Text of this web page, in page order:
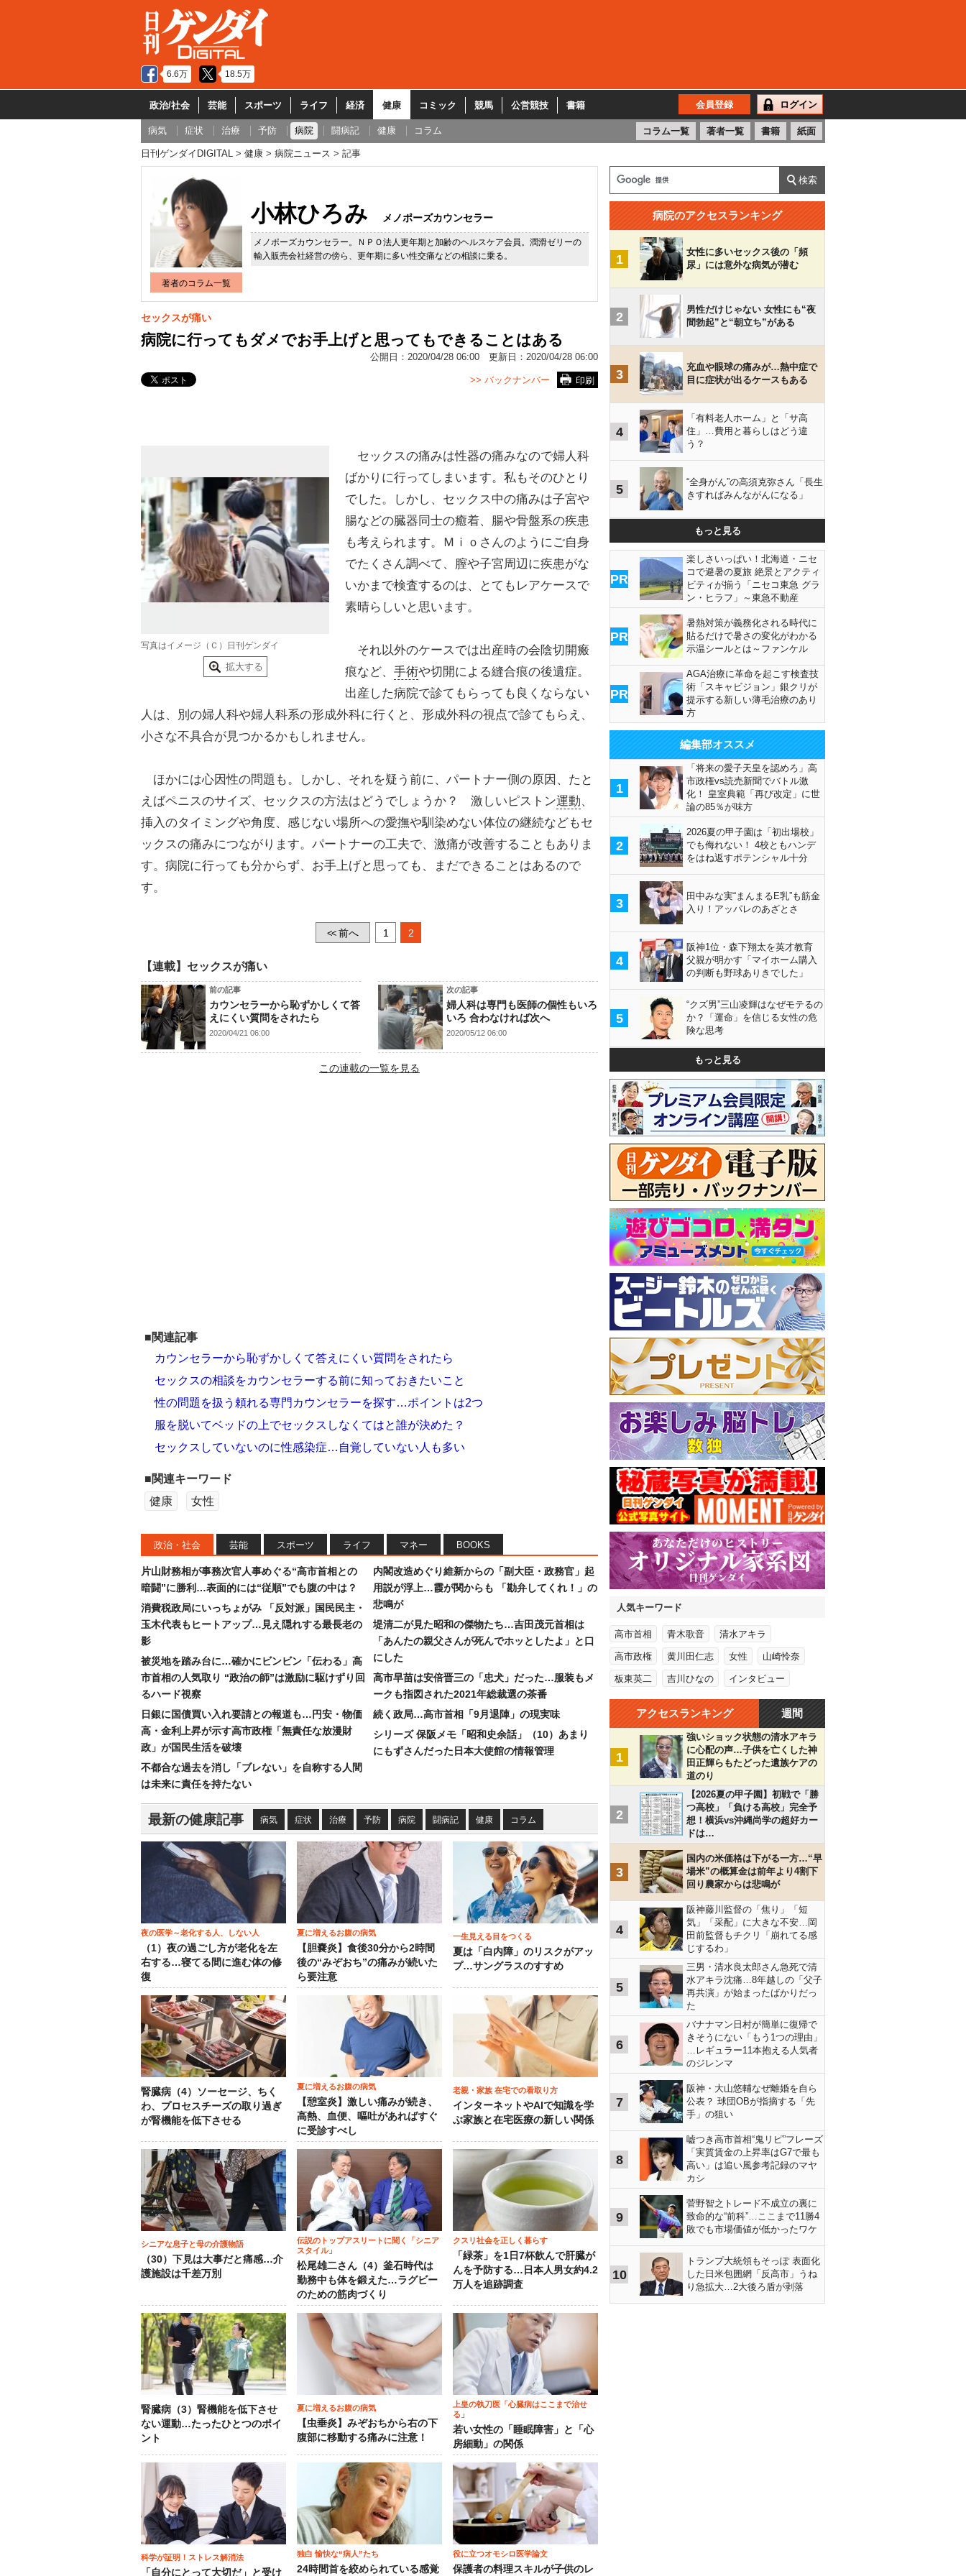
6.6万 18.5万
政治/社会 芸能 スポーツ ライフ 経済 健康 コミック 競馬 公営競技 書籍 会員登録 ログイン
病気 症状 治療 予防 病院 闘病記 健康 コラム コラム一覧 著者一覧 書籍 紙面
日刊ゲンダイDIGITAL 健康 病院ニュース 記事
著者のコラム一覧
小林ひろみ メノポーズカウンセラー
メノポーズカウンセラー。ＮＰＯ法人更年期と加齢のヘルスケア会員。潤滑ゼリーの
輸入販売会社経営の傍ら、更年期に多い性交痛などの相談に乗る。
セックスが痛い
病院に行ってもダメでお手上げと思ってもできることはある
公開日： 2020/04/28 06:00 更新日： 2020/04/28 06:00
印刷
>> バックナンバー
写真はイメージ（Ｃ）日刊ゲンダイ
拡大する
セックスの痛みは性器の痛みなので婦人科
ばかりに行ってしまいます。私もそのひとり
でした。しかし、セックス中の痛みは子宮や
腸などの臓器同士の癒着、腸や骨盤系の疾患
も考えられます。Ｍｉｏさんのようにご自身
でたくさん調べて、膣や子宮周辺に疾患がな
いかまで検査するのは、とてもレアケースで
素晴らしいと思います。
それ以外のケースでは出産時の会陰切開瘢
痕など、 手術や切開による縫合痕の後遺症。
出産した病院で診てもらっても良くならない
人は、別の婦人科や婦人科系の形成外科に行くと、形成外科の視点で診てもらえ、
小さな不具合が見つかるかもしれません。
ほかには心因性の問題も。しかし、それを疑う前に、パートナー側の原因、たと
えばペニスのサイズ、セックスの方法はどうでしょうか？ 激しいピストン運動、
挿入のタイミングや角度、感じない場所への愛撫や馴染めない体位の継続などもセ
ックスの痛みにつながります。パートナーの工夫で、激痛が改善することもありま
す。病院に行っても分からず、お手上げと思っても、まだできることはあるので
す。
<<前へ 1 2
【連載】セックスが痛い
前の記事
カウンセラーから恥ずかしくて答
えにくい質問をされたら
2020/04/21 06:00
次の記事
婦人科は専門も医師の個性もいろ
いろ 合わなければ次へ
2020/05/12 06:00
この連載の一覧を見る
■関連記事
カウンセラーから恥ずかしくて答えにくい質問をされたら
セックスの相談をカウンセラーする前に知っておきたいこと
性の問題を扱う頼れる専門カウンセラーを探す…ポイントは2つ
服を脱いてベッドの上でセックスしなくてはと誰が決めた？
セックスしていないのに性感染症…自覚していない人も多い
■関連キーワード
健康
女性
政治・社会 芸能 スポーツ ライフ マネー BOOKS
片山財務相が事務次官人事めぐる“高市首相との
暗闘”に勝利…表面的には“従順”でも腹の中は？
消費税政局にいっちょがみ 「反対派」国民民主・
玉木代表もヒートアップ…見え隠れする最長老の
影
被災地を踏み台に…確かにビンビン「伝わる」高
市首相の人気取り “政治の師”は激励に駆けずり回
るハード視察
日銀に国債買い入れ要請との報道も…円安・物価
高・金利上昇が示す高市政権「無責任な放漫財
政」が国民生活を破壊
不都合な過去を消し「ブレない」を自称する人間
は未来に責任を持たない
内閣改造めぐり維新からの「副大臣・政務官」起
用説が浮上…霞が関からも 「勘弁してくれ！」の
悲鳴が
堤清二が見た昭和の傑物たち…吉田茂元首相は
「あんたの親父さんが死んでホッとしたよ」と口
にした
高市早苗は安倍晋三の「忠犬」だった…服装もメ
ークも指図された2021年総裁選の茶番
続く政局…高市首相「9月退陣」の現実味
シリーズ 保阪メモ「昭和史余話」（10）あまり
にもずさんだった日本大使館の情報管理
最新の健康記事 病気 症状 治療 予防 病院 闘病記 健康 コラム
夜の医学～老化する人、しない人
（1）夜の過ごし方が老化を左
右する…寝てる間に進む体の修
復
夏に増えるお腹の病気
【胆嚢炎】食後30分から2時間
後の“みぞおち”の痛みが続いた
ら要注意
一生見える目をつくる
夏は「白内障」のリスクがアッ
プ…サングラスのすすめ
腎臓病（4）ソーセージ、ちく
わ、プロセスチーズの取り過ぎ
が腎機能を低下させる
夏に増えるお腹の病気
【憩室炎】激しい痛みが続き、
高熱、血便、嘔吐があればすぐ
に受診すべし
老親・家族 在宅での看取り方
インターネットやAIで知識を学
ぶ家族と在宅医療の新しい関係
シニアな息子と母の介護物語
（30）下見は大事だと痛感…介
護施設は千差万別
伝説のトップアスリートに聞く「シニア
スタイル」
松尾雄二さん（4）釜石時代は
勤務中も体を鍛えた…ラグビー
のための筋肉づくり
クスリ社会を正しく暮らす
「緑茶」を1日7杯飲んで肝臓が
んを予防する…日本人男女約4.2
万人を追跡調査
腎臓病（3）腎機能を低下させ
ない運動…たったひとつのポイ
ント
夏に増えるお腹の病気
【虫垂炎】みぞおちから右の下
腹部に移動する痛みに注意！
上皇の執刀医「心臓病はここまで治せ
る」
若い女性の「睡眠障害」と「心
房細動」の関係
科学が証明！ストレス解消法
「自分にとって大切だ」と受け
独白 愉快な“病人”たち
24時間首を絞められている感覚
役に立つオモシロ医学論文
保護者の料理スキルが子供のレ
病院のアクセスランキング
1
女性に多いセックス後の「頻
尿」には意外な病気が潜む
2
男性だけじゃない 女性にも“夜
間勃起”と“朝立ち”がある
3
充血や眼球の痛みが…熱中症で
目に症状が出るケースもある
4
「有料老人ホーム」と「サ高
住」…費用と暮らしはどう違
う？
5
“全身がん”の高須克弥さん「長生
きすればみんながんになる」
もっと見る
PR
楽しさいっぱい！北海道・ニセ
コで避暑の夏旅 絶景とアクティ
ビティが揃う「ニセコ東急 グラ
ン・ヒラフ」～東急不動産
PR
暑熱対策が義務化される時代に
貼るだけで暑さの変化がわかる
示温シールとは～ファンケル
PR
AGA治療に革命を起こす検査技
術「スキャビジョン」銀クリが
提示する新しい薄毛治療のあり
方
編集部オススメ
1
「将来の愛子天皇を認めろ」高
市政権vs読売新聞でバトル激
化！ 皇室典範「再び改定」に世
論の85％が味方
2
2026夏の甲子園は「初出場校」
でも侮れない！ 4校ともハンデ
をはね返すポテンシャル十分
3
田中みな実“まんまるE乳”も筋金
入り！アッパレのあざとさ
4
阪神1位・森下翔太を英才教育
父親が明かす「マイホーム購入
の判断も野球ありきでした」
5
“クズ男”三山凌輝はなぜモテるの
か？「運命」を信じる女性の危
険な思考
もっと見る
人気キーワード
高市首相 青木歌音 清水アキラ
高市政権 黄川田仁志 女性 山崎怜奈
板東英二 吉川ひなの インタビュー
アクセスランキング 週間
1
強いショック状態の清水アキラ
に心配の声…子供を亡くした神
田正輝らもたどった遺族ケアの
道のり
2
【2026夏の甲子園】初戦で「勝
つ高校」「負ける高校」完全予
想！横浜vs沖縄尚学の超好カー
ドは…
3
国内の米価格は下がる一方…“早
場米”の概算金は前年より4割下
回り農家からは悲鳴が
4
阪神藤川監督の「焦り」「短
気」「采配」に大きな不安…岡
田前監督もチクリ「崩れてる感
じするわ」
5
三男・清水良太郎さん急死で清
水アキラ沈痛…8年越しの「父子
再共演」が始まったばかりだっ
た
6
バナナマン日村が簡単に復帰で
きそうにない「もう1つの理由」
…レギュラー11本抱える人気者
のジレンマ
7
阪神・大山悠輔なぜ離婚を自ら
公表？ 球団OBが指摘する「先
手」の狙い
8
嘘つき高市首相“鬼リピ”フレーズ
「実質賃金の上昇率はG7で最も
高い」は追い風参考記録のマヤ
カシ
9
菅野智之トレード不成立の裏に
致命的な“前科”…ここまで11勝4
敗でも市場価値が低かったワケ
10
トランプ大統領もそっぽ 表面化
した日米包囲網「反高市」うね
り急拡大…2大後ろ盾が剥落